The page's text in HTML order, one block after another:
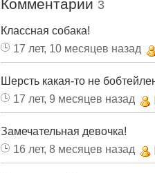
Комментарии 3
Классная собака!
17 лет, 10 месяцев назад
Шерсть какая-то не
17 лет, 9 месяцев назад
Замечательная девочка!
16 лет, 8 месяцев назад